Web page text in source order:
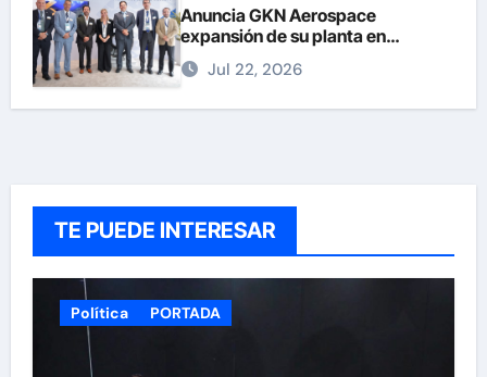
Anuncia GKN Aerospace
expansión de su planta en
Chihuahua
Jul 22, 2026
TE PUEDE INTERESAR
Política PORTADA